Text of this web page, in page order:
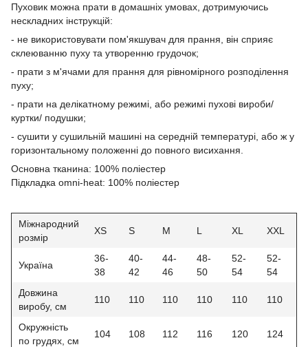
Пуховик можна прати в домашніх умовах, дотримуючись
нескладних інструкцій:
- не використовувати пом'якшувач для прання, він сприяє
склеюванню пуху та утворенню грудочок;
- прати з м'ячами для прання для рівномірного розподілення
пуху;
- прати на делікатному режимі, або режимі пухові вироби/
куртки/ подушки;
- сушити у сушильній машині на середній температурі, або ж у
горизонтальному положенні до повного висихання.
Основна тканина: 100% поліестер
Підкладка omni-heat: 100% поліестер
Міжнародний
розмір
XS S M L XL XХL
Україна
36-
38
40-
42
44-
46
48-
50
52-
54
52-
54
Довжина
виробу, см
110 110 110 110 110 110
Окружність
по грудях, см
104 108 112 116 120 124